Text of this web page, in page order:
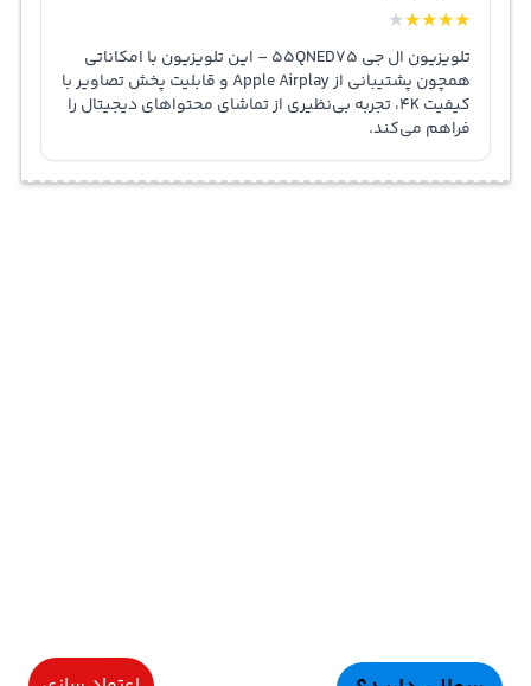
★
★
★
★
★
تلویزیون ال جی 55QNED75 – این تلویزیون با امکاناتی
همچون پشتیبانی از Apple Airplay و قابلیت پخش تصاویر با
کیفیت 4K، تجربه بی‌نظیری از تماشای محتواهای دیجیتال را
فراهم می‌کند.